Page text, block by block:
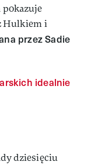
pokazuje
Hulkiem i
przez Sadie
idealnie
dziesięciu